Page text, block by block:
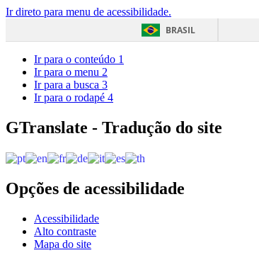
Ir direto para menu de acessibilidade.
BRASIL
Ir para o conteúdo 1
Ir para o menu 2
Ir para a busca 3
Ir para o rodapé 4
GTranslate - Tradução do site
Opções de acessibilidade
Acessibilidade
Alto contraste
Mapa do site